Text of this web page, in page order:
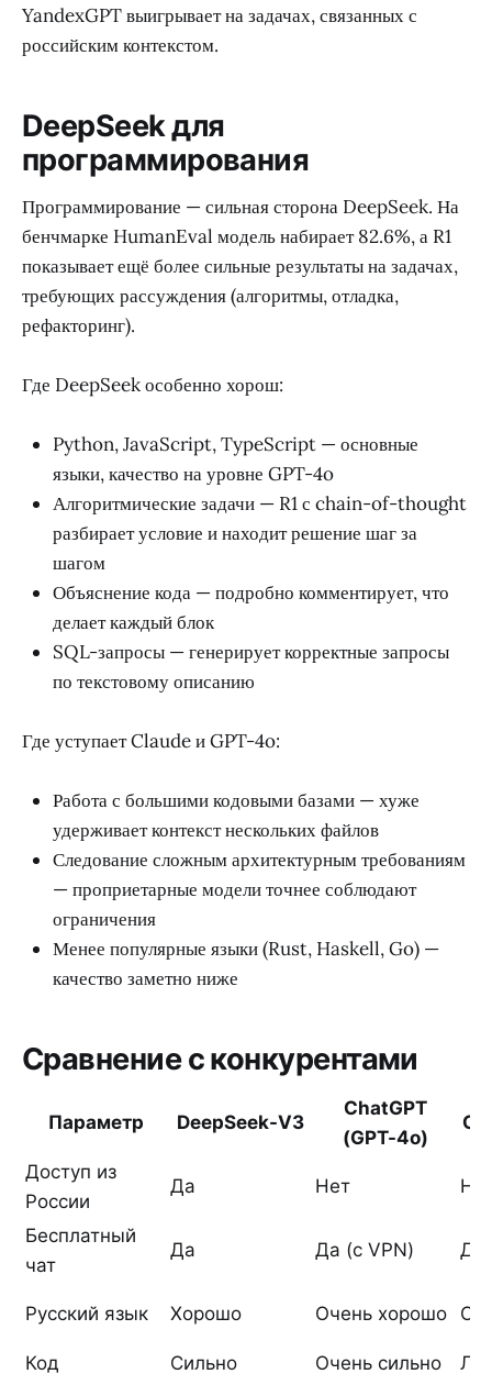
YandexGPT выигрывает на задачах, связанных с
российским контекстом.
DeepSeek для
программирования
Программирование — сильная сторона DeepSeek. На
бенчмарке HumanEval модель набирает 82.6%, а R1
показывает ещё более сильные результаты на задачах,
требующих рассуждения (алгоритмы, отладка,
рефакторинг).
Где DeepSeek особенно хорош:
Python, JavaScript, TypeScript — основные
языки, качество на уровне GPT-4o
Алгоритмические задачи — R1 с chain-of-thought
разбирает условие и находит решение шаг за
шагом
Объяснение кода — подробно комментирует, что
делает каждый блок
SQL-запросы — генерирует корректные запросы
по текстовому описанию
Где уступает Claude и GPT-4o:
Работа с большими кодовыми базами — хуже
удерживает контекст нескольких файлов
Следование сложным архитектурным требованиям
— проприетарные модели точнее соблюдают
ограничения
Менее популярные языки (Rust, Haskell, Go) —
качество заметно ниже
Сравнение с конкурентами
Параметр DeepSeek-V3
ChatGPT
(GPT-4o)
Доступ из
России
Да Нет
Бесплатный
чат
Да Да (с VPN) Да
Русский язык Хорошо Очень хорошо
Код Сильно Очень сильно